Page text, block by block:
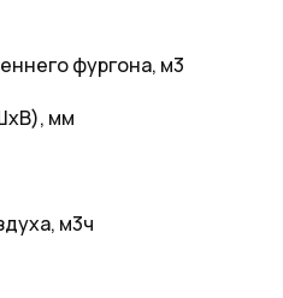
фургона, м3
мм
м3ч